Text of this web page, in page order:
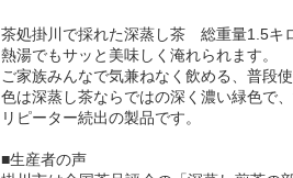
茶処掛川で採れた深蒸し茶 総重量1.5キ
熱湯でもサッと美味しく淹れられます。
ご家族みんなで気兼ねなく飲める、普段
色は深蒸し茶ならではの深く濃い緑色で
リピーター続出の製品です。
■生産者の声